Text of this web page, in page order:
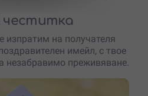
честитка
изпратим на получателя
имейл, с твое
незабравимо преживяване.